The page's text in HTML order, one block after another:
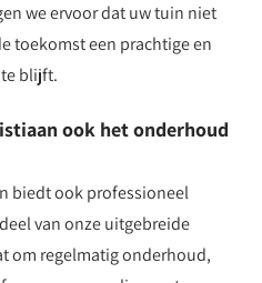
we ervoor dat uw tuin niet
toekomst een prachtige en
blijft.
ook het onderhoud
biedt ook professioneel
van onze uitgebreide
om regelmatig onderhoud,